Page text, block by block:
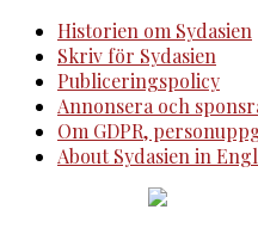
Historien om Sydasien
Skriv för Sydasien
Publiceringspolicy
Annonsera och
Om GDPR,
About Sydasien in